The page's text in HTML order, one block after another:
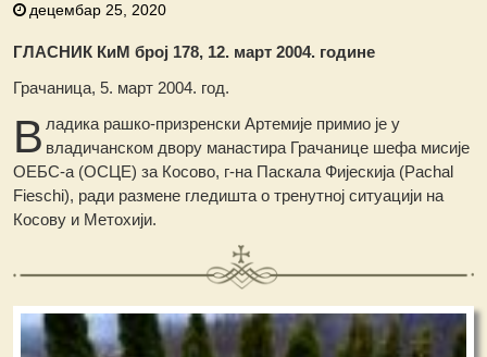
децембар 25, 2020
ГЛАСНИК КиМ број 178, 12. март 2004. године
Грачаница, 5. март 2004. год.
В ладика рашко-призренски Артемије примио је у
владичанском двору манастира Грачанице шефа мисије
ОЕБС-а (ОСЦЕ) за Косово, г-на Паскала Фијескија (Pachal
Fieschi), ради размене гледишта о тренутној ситуацији на
Косову и Метохији.